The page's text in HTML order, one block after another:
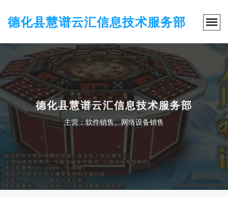
德化县慧谱云汇信息技术服务部
德化县慧谱云汇信息技术服务部
主营：软件销售、网络设备销售